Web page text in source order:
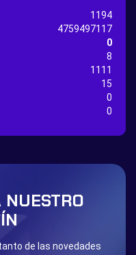
1194
4759497117
0
8
1111
15
0
0
de las novedades